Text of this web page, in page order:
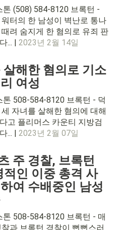
톤 (508) 584-8120 브록턴 -
터의 한 남성이 벽난로 통나
려 숨지게 한 혐의로 유죄 판
... | 2023년 2월 14일
살해한 혐의로 기소
여성
톤 508-584-8120 브록턴 - 덕
자녀를 살해한 혐의에 대해
고 플리머스 카운티 지방검
... | 2023년 2월 07일
주 경찰, 브록턴
적인 이중 총격 사
여 수배중인 남성
톤 508-584-8120 브록턴 - 매
과 브록턴 경찰이 뻔뻔스러